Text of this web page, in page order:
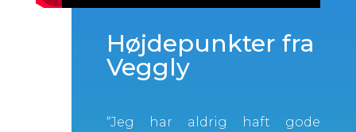
Højdepunkter fra
Veggly
“Jeg har aldrig haft gode